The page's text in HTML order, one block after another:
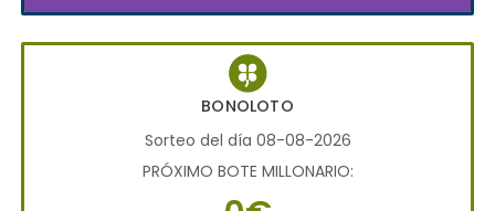
BONOLOTO
Sorteo del día 08-08-2026
PRÓXIMO BOTE MILLONARIO: